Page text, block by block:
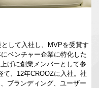
して入社し、MVPを受賞す
ベンチャー企業に特化した
げに創業メンバーとして参
、12年CROOZに入社。社
ブランディング、ユーザー